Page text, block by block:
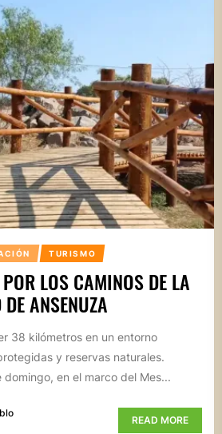
TURISMO
LOS CAMINOS DE LA
ANSENUZA
38 kilómetros en un entorno
y reservas naturales.
domingo, en el marco del Mes...
READ MORE